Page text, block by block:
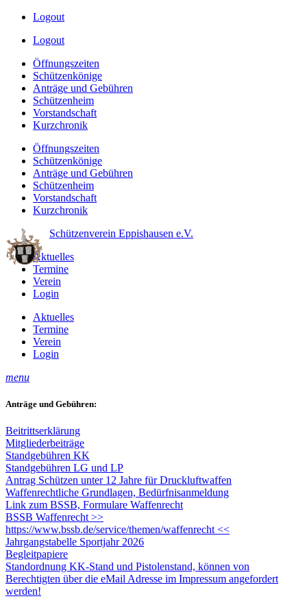
Logout
Logout
Öffnungszeiten
Schützenkönige
Anträge und Gebühren
Schützenheim
Vorstandschaft
Kurzchronik
Öffnungszeiten
Schützenkönige
Anträge und Gebühren
Schützenheim
Vorstandschaft
Kurzchronik
Schützenverein Eppishausen e.V.
Aktuelles
Termine
Verein
Login
Aktuelles
Termine
Verein
Login
menu
Anträge und Gebühren:
Beitrittserklärung
Mitgliederbeiträge
Standgebühren KK
Standgebühren LG und LP
Antrag Schützen unter 12 Jahre für Druckluftwaffen
Waffenrechtliche Grundlagen, Bedürfnisanmeldung
Link zum BSSB, Formulare Waffenrecht
BSSB Waffenrecht >>
https://www.bssb.de/service/themen/waffenrecht <<
Jahrgangstabelle Sportjahr 2026
Begleitpapiere
Standordnung KK-Stand und Pistolenstand, können von
Berechtigten über die eMail Adresse im Impressum angefordert
werden!